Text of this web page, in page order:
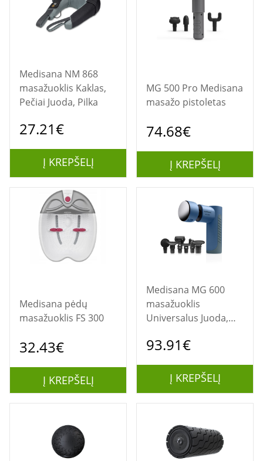
Medisana NM 868
masažuoklis Kaklas,
Pečiai Juoda, Pilka
27.21€
Į KREPŠELĮ
MG 500 Pro Medisana
masažo pistoletas
74.68€
Į KREPŠELĮ
Medisana pėdų
masažuoklis FS 300
32.43€
Į KREPŠELĮ
Medisana MG 600
masažuoklis
Universalus Juoda,
93.91€
Į KREPŠELĮ